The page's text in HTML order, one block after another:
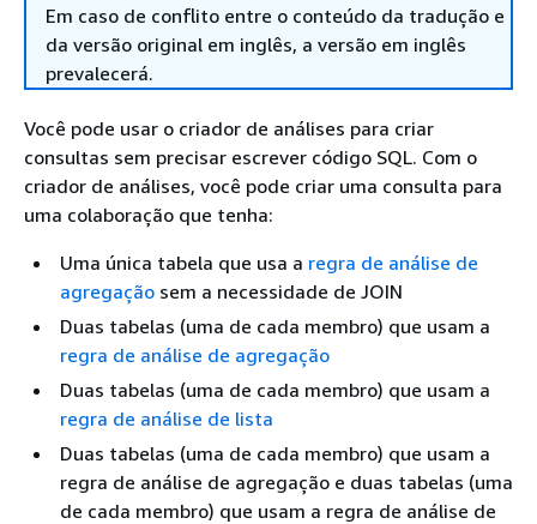
Em caso de conflito entre o conteúdo da tradução e
da versão original em inglês, a versão em inglês
prevalecerá.
Você pode usar o criador de análises para criar
consultas sem precisar escrever código SQL. Com o
criador de análises, você pode criar uma consulta para
uma colaboração que tenha:
Uma única tabela que usa a regra de análise de
agregação sem a necessidade de JOIN
Duas tabelas (uma de cada membro) que usam a
regra de análise de agregação
Duas tabelas (uma de cada membro) que usam a
regra de análise de lista
Duas tabelas (uma de cada membro) que usam a
regra de análise de agregação e duas tabelas (uma
de cada membro) que usam a regra de análise de